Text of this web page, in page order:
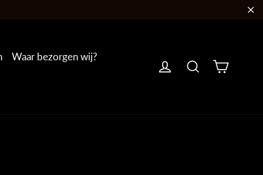
Waar bezorgen wij?
Inloggen Zoeken